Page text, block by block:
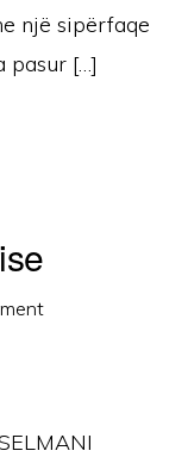
një sipërfaqe
pasur […]